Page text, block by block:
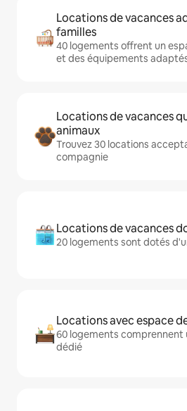
Locations de vacances
familles
40 logements offrent un
et des équipements
Locations de vacances
animaux
Trouvez 30 locations
compagnie
Locations de vacances
20 logements sont dotés
Locations avec espace
60 logements comprennent
dédié